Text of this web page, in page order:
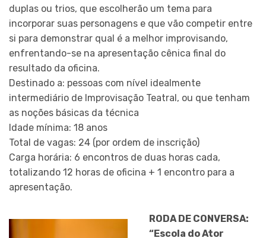
duplas ou trios, que escolherão um tema para
incorporar suas personagens e que vão competir entre
si para demonstrar qual é a melhor improvisando,
enfrentando-se na apresentação cênica final do
resultado da oficina.
Destinado a: pessoas com nível idealmente
intermediário de Improvisação Teatral, ou que tenham
as noções básicas da técnica
Idade mínima: 18 anos
Total de vagas: 24 (por ordem de inscrição)
Carga horária: 6 encontros de duas horas cada,
totalizando 12 horas de oficina + 1 encontro para a
apresentação.
RODA DE CONVERSA:
“Escola do Ator